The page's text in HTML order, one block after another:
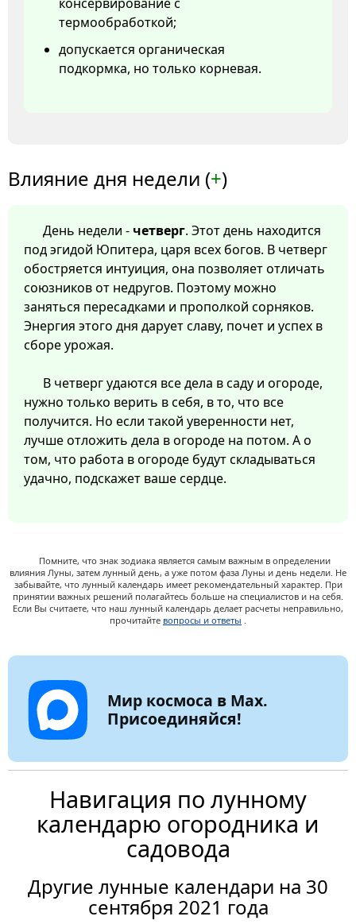
термообработкой;
допускается органическая
подкормка, но только корневая.
Влияние дня недели (+)
День недели - четверг. Этот день находится
под эгидой Юпитера, царя всех богов. В четверг
обостряется интуиция, она позволяет отличать
союзников от недругов. Поэтому можно
заняться пересадками и прополкой сорняков.
Энергия этого дня дарует славу, почет и успех в
сборе урожая.
В четверг удаются все дела в саду и огороде,
нужно только верить в себя, в то, что все
получится. Но если такой уверенности нет,
лучше отложить дела в огороде на потом. А о
том, что работа в огороде будут складываться
удачно, подскажет ваше сердце.
Помните, что знак зодиака является самым важным в определении
влияния Луны, затем лунный день, а уже потом фаза Луны и день недели. Не
забывайте, что лунный календарь имеет рекомендательный характер. При
принятии важных решений полагайтесь больше на специалистов и на себя.
Если Вы считаете, что наш лунный календарь делает расчеты неправильно,
прочитайте вопросы и ответы .
Мир космоса в Max.
Присоединяйся!
Навигация по лунному
календарю огородника и
садовода
Другие лунные календари на 30
сентября 2021 года